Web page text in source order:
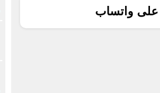
على واتساب